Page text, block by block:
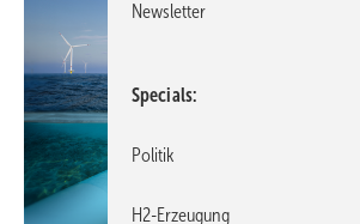
Newsletter
Specials
Politik
H2-Erzeugung